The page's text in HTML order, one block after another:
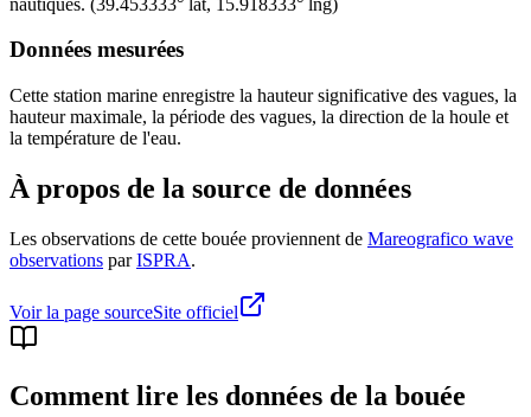
Données mesurées
Cette station marine enregistre la hauteur significative des vagues, la
hauteur maximale, la période des vagues, la direction de la houle et
la température de l'eau.
À propos de la source de données
Les observations de cette bouée proviennent de Mareografico wave
observations par ISPRA.
Voir la page sourceSite officiel
Comment lire les données de la bouée